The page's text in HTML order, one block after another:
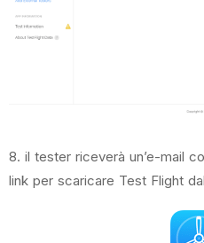
8. il tester riceverà un’e-mail
link per scaricare Test Flight